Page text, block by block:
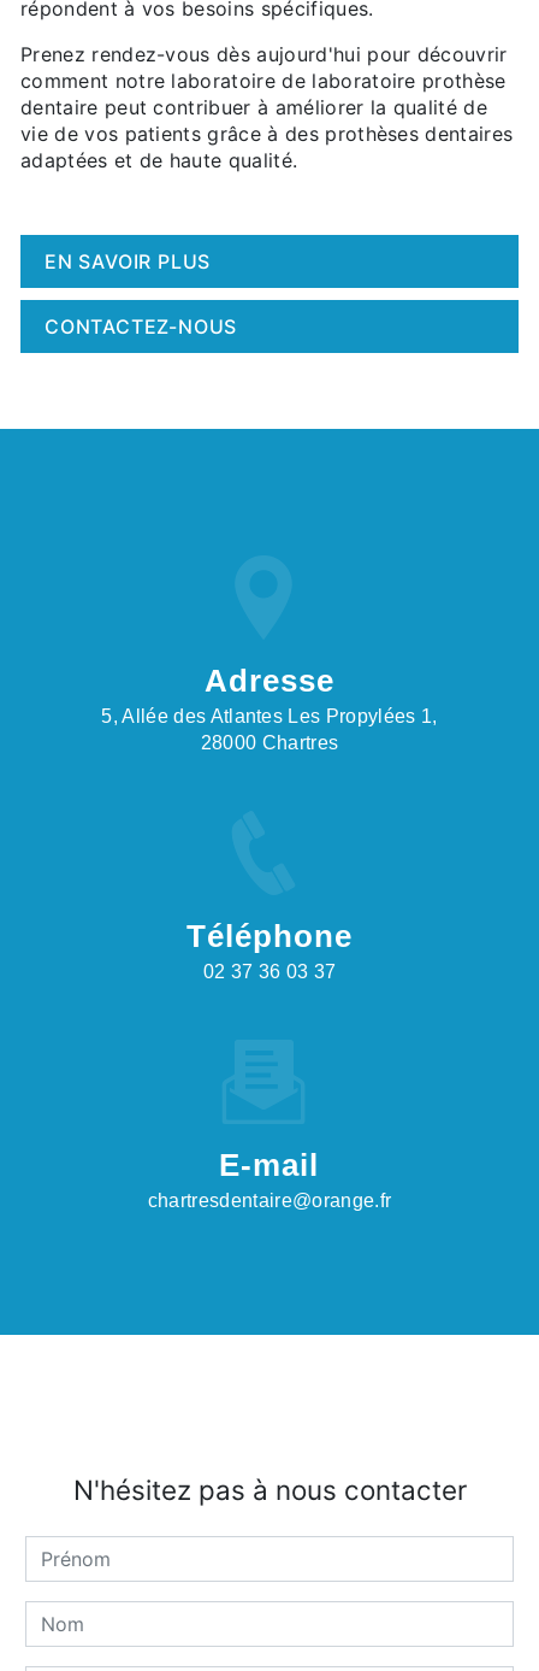
répondent à vos besoins spécifiques.
Prenez rendez-vous dès aujourd'hui pour découvrir
comment notre laboratoire de laboratoire prothèse
dentaire peut contribuer à améliorer la qualité de
vie de vos patients grâce à des prothèses dentaires
adaptées et de haute qualité.
EN SAVOIR PLUS
CONTACTEZ-NOUS
Adresse
5, Allée des Atlantes Les Propylées 1,
28000 Chartres
Téléphone
02 37 36 03 37
E-mail
chartresdentaire@orange.fr
N'hésitez pas à nous contacter